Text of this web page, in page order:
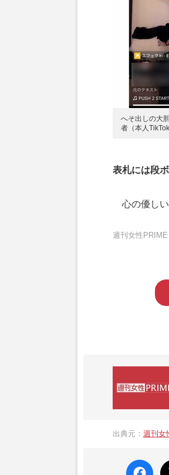
へそ出しの大
者（本人TikTok
表札には段
心の優しい
週刊女性PRIME
か、女性週刊誌
出典元： 週刊女
faceboo
X